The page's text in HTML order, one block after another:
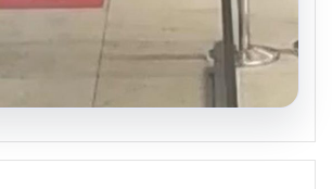
bebeği Heimlich